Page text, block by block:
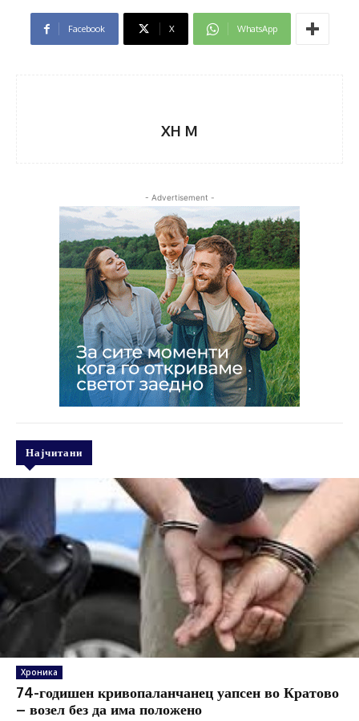
Facebook X WhatsApp
XH M
- Advertisement -
Најчитани
Хроника
74-годишен кривопаланчанец уапсен во Кратово
– возел без да има положено